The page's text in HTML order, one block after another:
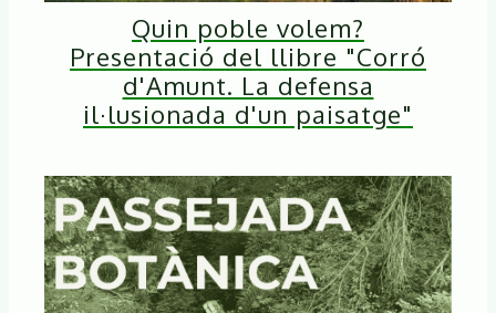
Quin poble volem?
Presentació del llibre "Corró
d'Amunt. La defensa
il·lusionada d'un paisatge"